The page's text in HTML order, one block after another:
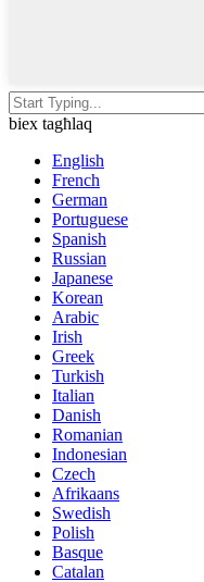
biex tagħlaq
English
French
German
Portuguese
Spanish
Russian
Japanese
Korean
Arabic
Irish
Greek
Turkish
Italian
Danish
Romanian
Indonesian
Czech
Afrikaans
Swedish
Polish
Basque
Catalan